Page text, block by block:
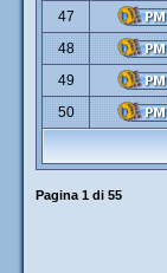
47
48
49
50
Pagina 1 di 55